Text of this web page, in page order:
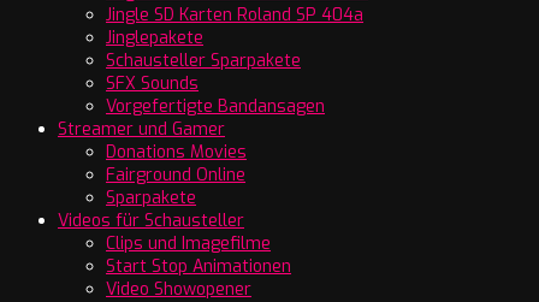
Jingle SD Karten Roland SP 404a
Jinglepakete
Schausteller Sparpakete
SFX Sounds
Vorgefertigte Bandansagen
Streamer und Gamer
Donations Movies
Fairground Online
Sparpakete
Videos für Schausteller
Clips und Imagefilme
Start Stop Animationen
Video Showopener